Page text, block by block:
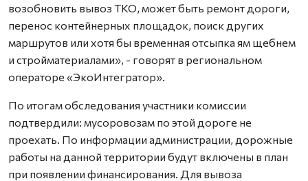
возобновить вывоз ТКО, может быть ремонт дороги,
перенос контейнерных площадок, поиск других
маршрутов или хотя бы временная отсыпка ям щебнем
и стройматериалами», - говорят в региональном
операторе «ЭкоИнтегратор».
По итогам обследования участники комиссии
подтвердили: мусоровозам по этой дороге не
проехать. По информации администрации, дорожные
работы на данной территории будут включены в план
при появлении финансирования. Для вывоза